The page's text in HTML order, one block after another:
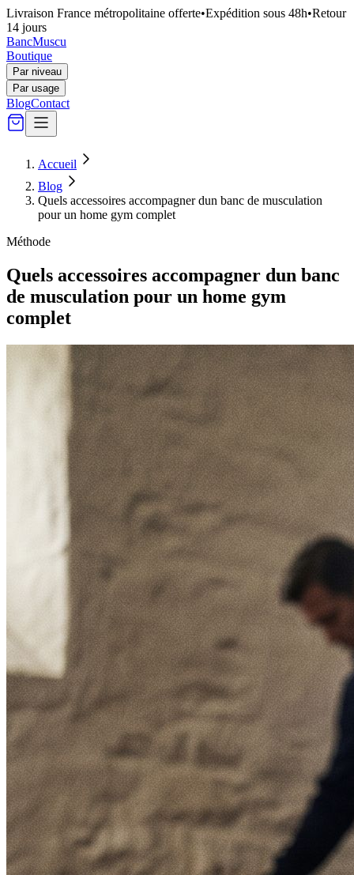
Livraison France métropolitaine offerte•Expédition sous 48h•Retour
14 jours
BancMuscu
Boutique
Par niveau
Par usage
BlogContact
Accueil
Blog
Quels accessoires accompagner dun banc de musculation
pour un home gym complet
Méthode
Quels accessoires accompagner dun banc
de musculation pour un home gym
complet